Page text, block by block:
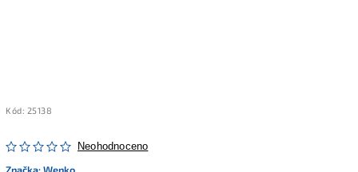
Kód: 25138
Neohodnoceno
Značka:Wenko